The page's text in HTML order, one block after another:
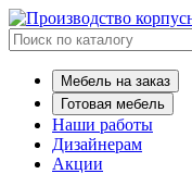
Мебель на заказ
Готовая мебель
Наши работы
Дизайнерам
Акции